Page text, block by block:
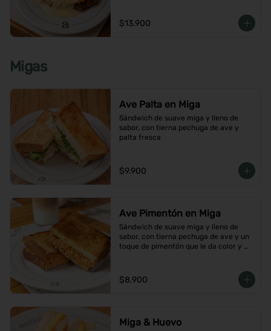
$13.900
Migas
Ave Palta en Miga
Sándwich de suave miga y lleno de
sabor, con tierna pechuga de ave y
palta fresca
$9.900
Ave Pimentón en Miga
Sándwich de suave miga y lleno de
sabor, con tierna pechuga de ave y un
toque de pimentón que le da color y
$8.900
Miga & Huevo